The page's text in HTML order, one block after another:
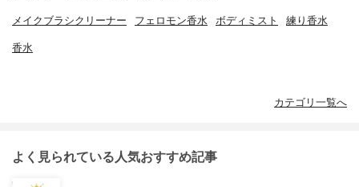
メイクブラシクリーナー フェロモン香水 ボディミスト 練り香水
香水
カテゴリ一覧へ
よく見られている人気おすすめ記事